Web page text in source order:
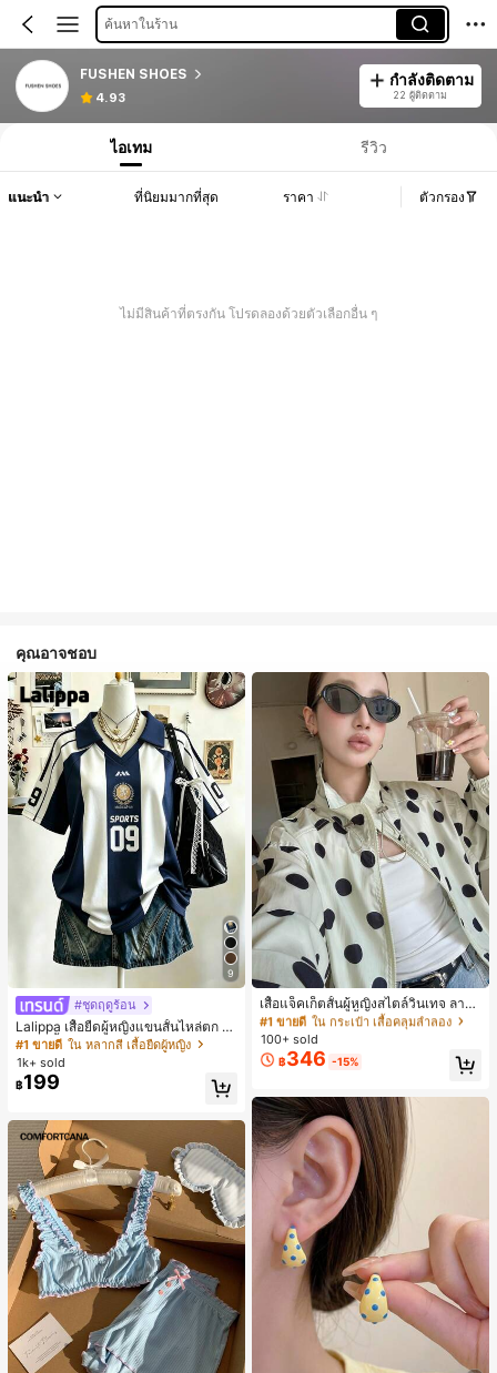
ค้นหาในร้าน
FUSHEN SHOES
4.93
กำลังติดตาม
22 ผู้ติดตาม
ไอเทม รีวิว
แนะนำ ที่นิยมมากที่สุด ราคา ตัวกรอง
ไม่มีสินค้าที่ตรงกัน โปรดลองด้วยตัวเลือกอื่น ๆ
คุณอาจชอบ
9
#ชุดฤดูร้อน
Lalippa เสื้อยืดผู้หญิงแขนสั้นไหล่ตก ค
อวีปกเสื้อ ลายพิมพ์ดิจิทัลลายทาง สไตล์
สปอร์ตแฟชั่นมินิมอล ของขวัญสำหรับเ
พื่อน
#1 ขายดี ใน หลากสี เสื้อยืดผู้หญิง
1k+ sold
฿199
เสื้อแจ็คเก็ตสั้นผู้หญิงสไตล์วินเทจ ลายจุ
ดขนาดใหญ่ คอตั้ง เอวเข้ารูป แขนพอง
ทรงหลวม แฟชั่นอเนกประสงค์ สำหรับใ
ส่ประจำวันและไปเที่ยวพักผ่อน
#1 ขายดี
ใน กระเป๋า เสื้อคลุมลำลอง
ลูกค้ากลับมาซื้อซ้ำ!
#1 ขายดี ใน กระเป๋า เสื้อคลุมลำลอง
ลูกค้ากลับมาซื้อซ้ำ!
#1 ขายดี ใน กระเป๋า เสื้อคลุมลำลอง
ลูกค้ากลับมาซื้อซ้ำ!
#1 ขายดี ใน กระเป๋า เสื้อคลุมลำลอง
100+ sold
฿346 -15%